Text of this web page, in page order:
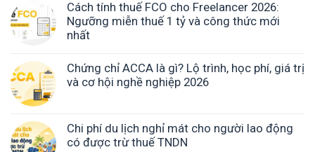
Cách tính thuế FCO cho Freelancer 2026:
Ngưỡng miễn thuế 1 tỷ và công thức mới
nhất
Chứng chỉ ACCA là gì? Lộ trình, học phí, giá trị
và cơ hội nghề nghiệp 2026
Chi phí du lịch nghỉ mát cho người lao động
có được trừ thuế TNDN